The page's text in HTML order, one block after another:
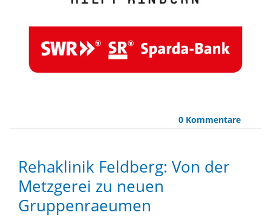
0 Kommentare
Rehaklinik Feldberg: Von der
Metzgerei zu neuen
Gruppenraeumen